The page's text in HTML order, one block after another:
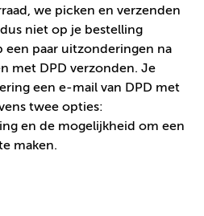
we picken en verzenden
niet op je bestelling
een paar uitzonderingen na
met DPD verzonden. Je
een e-mail van DPD met
twee opties:
en de mogelijkheid om een
maken.